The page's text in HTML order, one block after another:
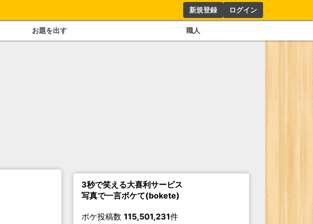
新規登録 ログイン
お題を出す 職人
3秒で笑える大喜利サービス
写真で一言ボケて(bokete)
ボケ投稿数 115,501,231件